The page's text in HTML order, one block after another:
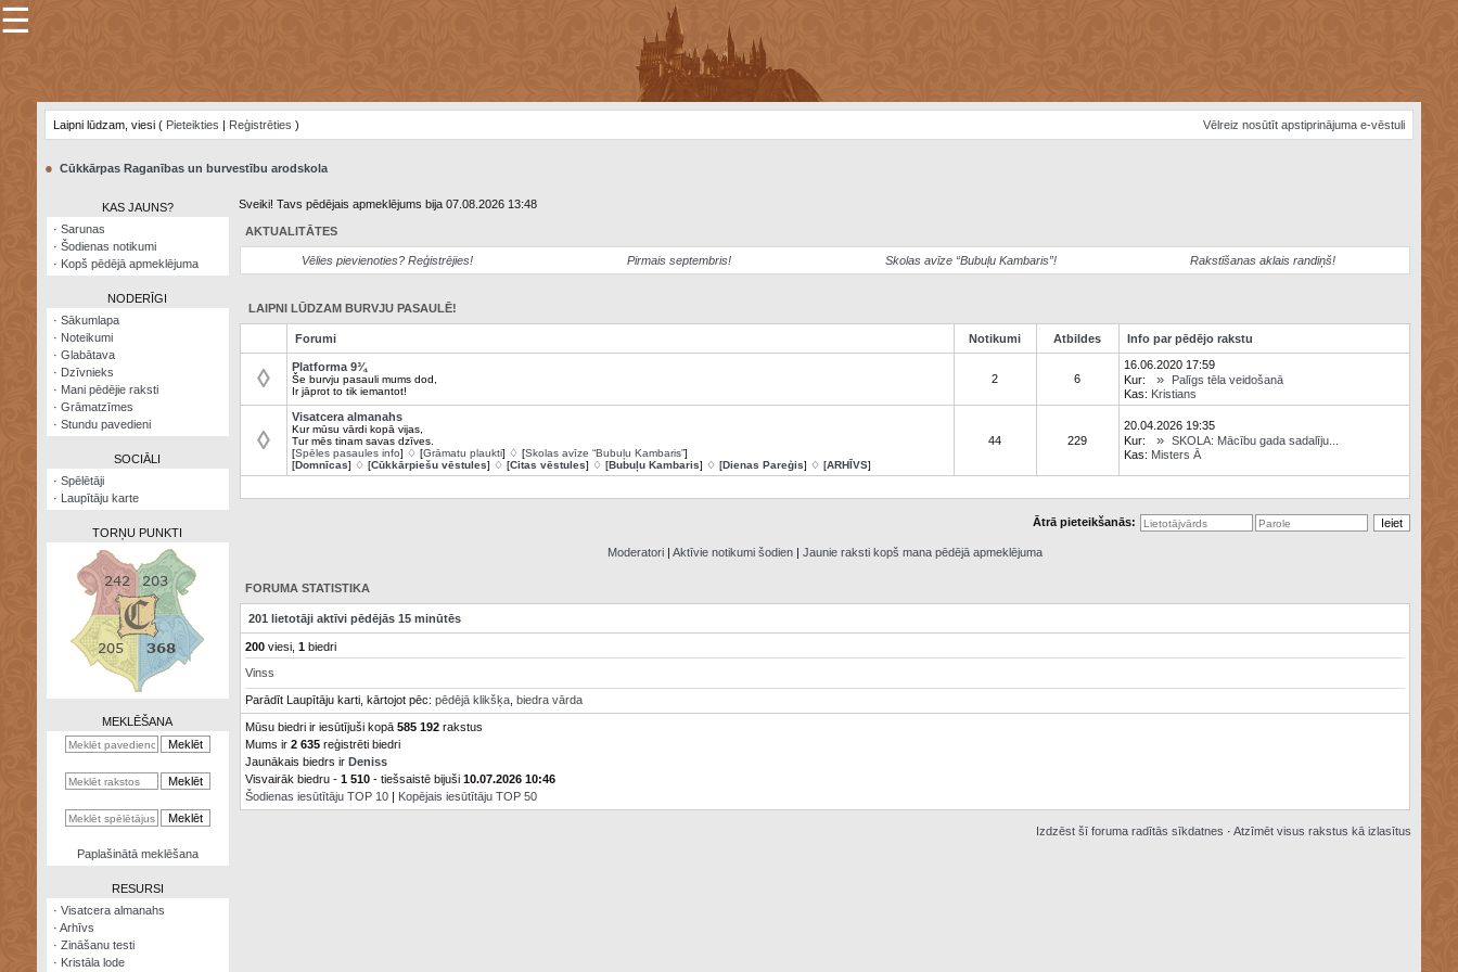
×
Šodienas
Visatcera
almanahs
kalkulators
☰
Laipni lūdzam, viesi ( Pieteikties | Reģistrēties ) Vēlreiz nosūtīt apstiprinājuma e-vēstuli
● Cūkkārpas Raganības un burvestību arodskola
KAS JAUNS?
· Sarunas
· Šodienas notikumi
· Kopš pēdējā apmeklējuma
NODERĪGI
· Sākumlapa
· Noteikumi
· Glabātava
· Dzīvnieks
· Mani pēdējie raksti
· Grāmatzīmes
· Stundu pavedieni
SOCIĀLI
· Spēlētāji
· Laupītāju karte
TORŅU PUNKTI
MEKLĒŠANA
Paplašinātā meklēšana
RESURSI
· Visatcera almanahs
· Arhīvs
· Zināšanu testi
· Kristāla lode
Sveiki! Tavs pēdējais apmeklējums bija 07.08.2026 13:48
AKTUALITĀTES
Vēlies pievienoties? Reģistrējies! Pirmais septembris! Skolas avīze “Bubuļu Kambaris”! Rakstīšanas aklais randiņš!
LAIPNI LŪDZAM BURVJU PASAULĒ!
Forumi Notikumi Atbildes Info par pēdējo rakstu
◊ Platforma 9¾
Še burvju pasauli mums dod,
Ir jāprot to tik iemantot!
2 6
16.06.2020 17:59
Kur:
»
Palīgs tēla veidošanā
Kas: Kristians
◊
Visatcera almanahs
Kur mūsu vārdi kopā vijas,
Tur mēs tinam savas dzīves.
[Spēles pasaules info] ♢ [Grāmatu plaukti] ♢ [Skolas avīze “Bubuļu Kambaris”]
[Domnīcas] ♢ [Cūkkārpiešu vēstules] ♢ [Citas vēstules] ♢ [Bubuļu Kambaris] ♢ [Dienas Pareģis] ♢ [ARHĪVS]
44 229
20.04.2026 19:35
Kur:
» SKOLA: Mācību gada sadalīju...
Kas: Misters Ā
Ātrā pieteikšanās:
Moderatori| Aktīvie notikumi šodien| Jaunie raksti kopš mana pēdējā apmeklējuma
FORUMA STATISTIKA
201 lietotāji aktīvi pēdējās 15 minūtēs
200viesi, 1biedri
Vinss
Parādīt Laupītāju karti, kārtojot pēc: pēdējā klikšķa, biedra vārda
Mūsu biedri ir iesūtījuši kopā 585 192rakstus
Mums ir 2 635reģistrēti biedri
Jaunākais biedrs ir Deniss
Visvairāk biedru - 1 510- tiešsaistē bijuši 10.07.2026 10:46
Šodienas iesūtītāju TOP 10| Kopējais iesūtītāju TOP 50
Izdzēst šī foruma radītās sīkdatnes · Atzīmēt visus rakstus kā izlasītus